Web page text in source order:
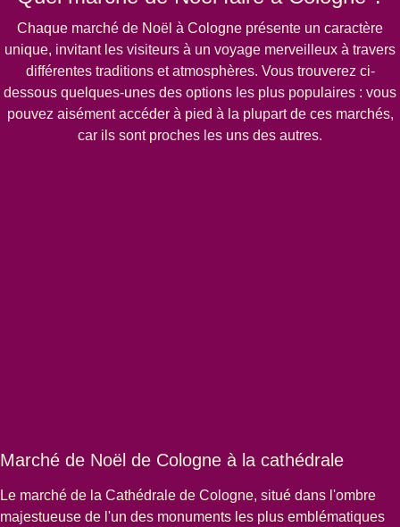
Chaque marché de Noël à Cologne présente un caractère
unique, invitant les visiteurs à un voyage merveilleux à travers
différentes traditions et atmosphères. Vous trouverez ci-
dessous quelques-unes des options les plus populaires : vous
pouvez aisément accéder à pied à la plupart de ces marchés,
car ils sont proches les uns des autres.
Marché de Noël de Cologne à la cathédrale
Le marché de la Cathédrale de Cologne, situé dans l'ombre
majestueuse de l'un des monuments les plus emblématiques